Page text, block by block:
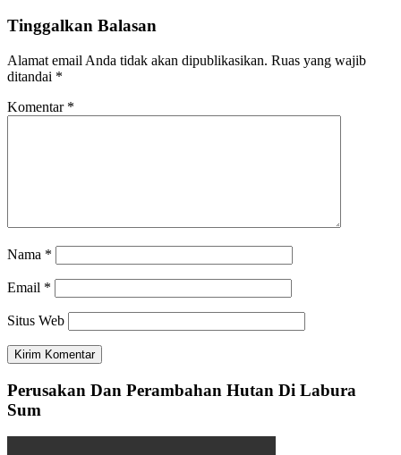
Tinggalkan Balasan
Alamat email Anda tidak akan dipublikasikan. Ruas yang wajib
ditandai *
Komentar *
Nama *
Email *
Situs Web
Perusakan Dan Perambahan Hutan Di Labura
Sum